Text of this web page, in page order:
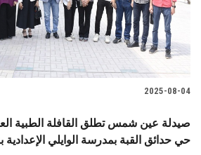
2025-08-04
صيدلة عين شمس تطلق القافلة الطبية
حي حدائق القبة بمدرسة الوايلي الإعدادية